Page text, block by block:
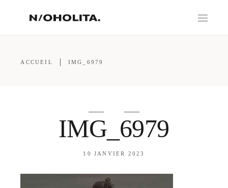
ACCUEIL IMG_6979
IMG_6979
10 JANVIER 2023